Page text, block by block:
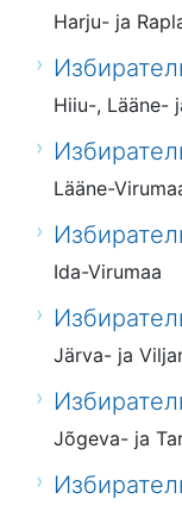
Harju- ja
Hiiu-, Lääne-
Lääne-
Ida-Virumaa
Järva- ja
Jõgeva- ja